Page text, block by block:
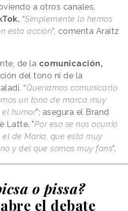
a otros canales,
“Simplemente lo hemos
esta acción”, comenta Araitz
de la comunicación,
del tono ni de la
“Queríamos comunicarlo
un tono de marca muy
humor"; asegura el Brand
Latte. "Por eso se nos ocurrió
de María, que está muy
y del que somos muy fans”.
o pissa?
el debate